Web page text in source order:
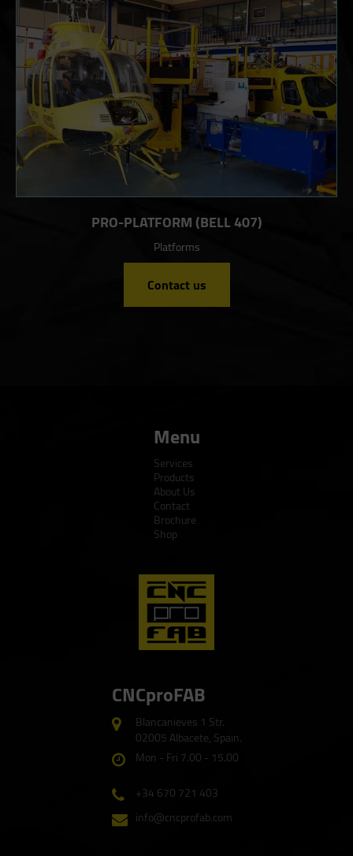
PRO-PLATFORM (BELL 407)
Platforms
Contact us
Menu
Services
Products
About Us
Contact
Brochure
Shop
CNCproFAB
Blancanieves 1 Str.
02005 Albacete, Spain.
Mon - Fri 7.00 - 15.00
+34 670 721 403
info@cncprofab.com